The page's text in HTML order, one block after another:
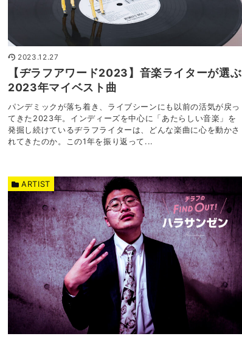
2023.12.27
【ヂラフアワード2023】音楽ライターが選ぶ
2023年マイベスト曲
パンデミックが落ち着き、ライブシーンにも以前の活気が戻っ
てきた2023年。インディーズを中心に「あたらしい音楽」を
発掘し続けているヂラフライターは、どんな楽曲に心を動かさ
れてきたのか。この1年を振り返って...
ARTIST